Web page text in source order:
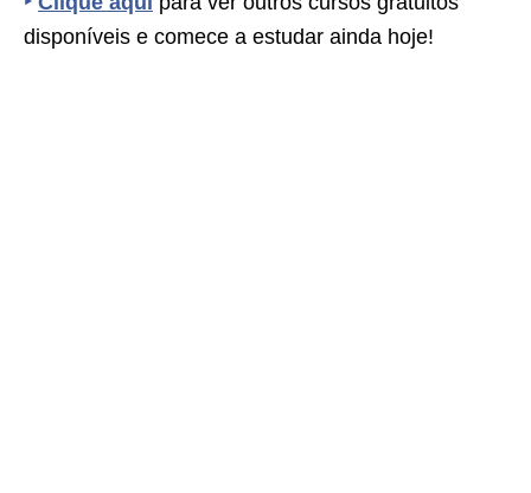
disponíveis e comece a estudar ainda hoje!